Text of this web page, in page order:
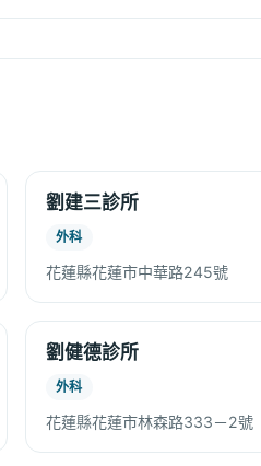
劉建三診所
外科
花蓮縣花蓮市中華路245號
劉健德診所
外科
花蓮縣花蓮市林森路333－2號